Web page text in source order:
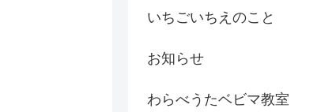
いちごいちえのこと
お知らせ
わらべうたベビマ教室